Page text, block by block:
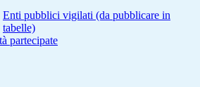
Enti pubblici vigilati (da pubblicare in
tabelle)
partecipate